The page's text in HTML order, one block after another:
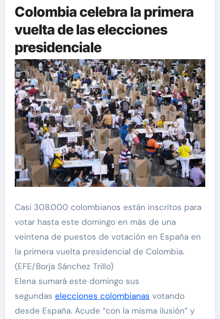
Colombia celebra la primera
vuelta de las elecciones
presidenciale
Casi 308.000 colombianos están inscritos para
votar hasta este domingo en más de una
veintena de puestos de votación en España en
la primera vuelta presidencial de Colombia.
(EFE/Borja Sánchez Trillo)
Elena sumará este domingo sus
segundas elecciones colombianas votando
desde España. Acude “con la misma ilusión” y